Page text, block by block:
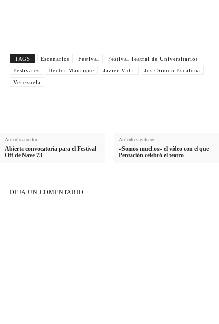
i
d
o
l
TAGS Escenarios Festival
Festival Teatral de Universitarios
Festivales
Héctor Manrique Javier Vidal
José Simón Escalona
Venezuela
Artículo anterior
Abierta convocatoria para el Festival
Off de Nave 73
Artículo siguiente
«Somos muchos» el vídeo con el que
Pentación celebró el teatro
DEJA UN COMENTARIO